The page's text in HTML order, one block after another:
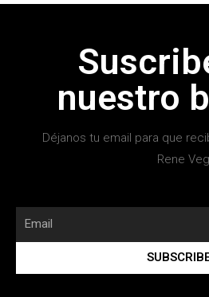
nuestro
Déjanos tu email para que
Rene